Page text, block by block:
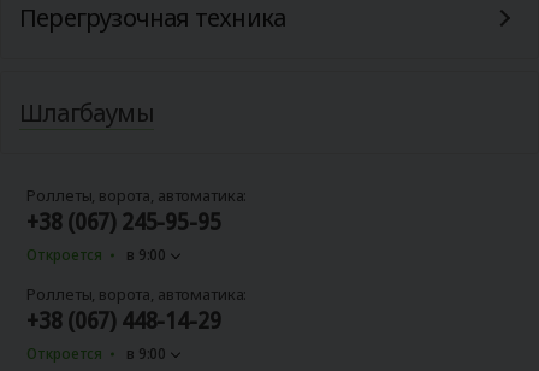
Перегрузочная техника
Шлагбаумы
Роллеты, ворота, автоматика:
+38 (067) 245-95-95
Откроется
в 9:00
Роллеты, ворота, автоматика:
+38 (067) 448-14-29
Откроется в 9:00